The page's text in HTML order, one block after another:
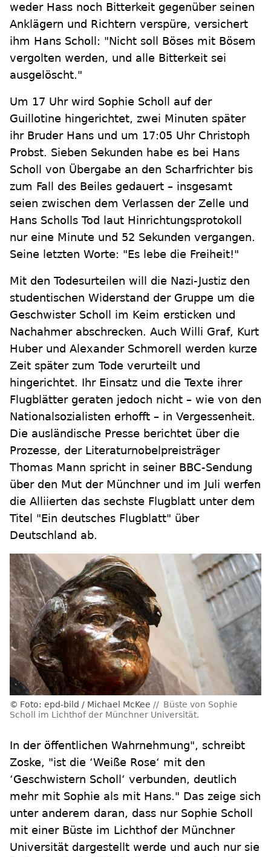
weder Hass noch Bitterkeit gegenüber seinen
Anklägern und Richtern verspüre, versichert
ihm Hans Scholl: "Nicht soll Böses mit Bösem
vergolten werden, und alle Bitterkeit sei
ausgelöscht."
Um 17 Uhr wird Sophie Scholl auf der
Guillotine hingerichtet, zwei Minuten später
ihr Bruder Hans und um 17:05 Uhr Christoph
Probst. Sieben Sekunden habe es bei Hans
Scholl von Übergabe an den Scharfrichter bis
zum Fall des Beiles gedauert – insgesamt
seien zwischen dem Verlassen der Zelle und
Hans Scholls Tod laut Hinrichtungsprotokoll
nur eine Minute und 52 Sekunden vergangen.
Seine letzten Worte: "Es lebe die Freiheit!"
Mit den Todesurteilen will die Nazi-Justiz den
studentischen Widerstand der Gruppe um die
Geschwister Scholl im Keim ersticken und
Nachahmer abschrecken. Auch Willi Graf, Kurt
Huber und Alexander Schmorell werden kurze
Zeit später zum Tode verurteilt und
hingerichtet. Ihr Einsatz und die Texte ihrer
Flugblätter geraten jedoch nicht – wie von den
Nationalsozialisten erhofft – in Vergessenheit.
Die ausländische Presse berichtet über die
Prozesse, der Literaturnobelpreisträger
Thomas Mann spricht in seiner BBC-Sendung
über den Mut der Münchner und im Juli werfen
die Alliierten das sechste Flugblatt unter dem
Titel "Ein deutsches Flugblatt" über
Deutschland ab.
Foto: epd-bild / Michael McKee
Büste von Sophie
Scholl im Lichthof der Münchner Universität.
In der öffentlichen Wahrnehmung", schreibt
Zoske, "ist die ‘Weiße Rose‘ mit den
‘Geschwistern Scholl‘ verbunden, deutlich
mehr mit Sophie als mit Hans." Das zeige sich
unter anderem daran, dass nur Sophie Scholl
mit einer Büste im Lichthof der Münchner
Universität dargestellt werde und auch nur sie